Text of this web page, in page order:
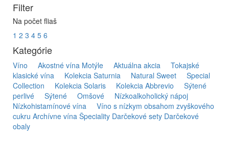
Filter
Na počet fliaš
1 2 3 4 5 6
Kategórie
Víno Akostné vína Motýle Aktuálna akcia
Tokajské
klasické vína
Kolekcia Saturnia Natural Sweet
Special
Collection
Kolekcia Solaris Kolekcia Abbrevio
Sýtené
perlivé
Sýtené Omšové
Nízkoalkoholický nápoj
Nízkohistamínové vína
Víno s nízkym obsahom zvyškového
cukru Archívne vína Špeciality Darčekové sety Darčekové
obaly